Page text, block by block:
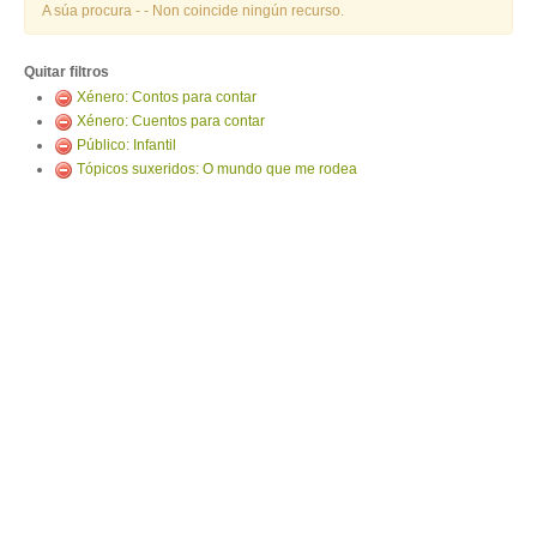
A súa procura - - Non coincide ningún recurso.
Quitar filtros
Xénero: Contos para contar
Xénero: Cuentos para contar
Público: Infantil
Tópicos suxeridos: O mundo que me rodea